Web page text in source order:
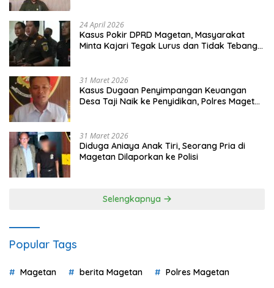
24 April 2026
Kasus Pokir DPRD Magetan, Masyarakat
Minta Kajari Tegak Lurus dan Tidak Tebang
31 Maret 2026
Kasus Dugaan Penyimpangan Keuangan
Desa Taji Naik ke Penyidikan, Polres Magetan
31 Maret 2026
Diduga Aniaya Anak Tiri, Seorang Pria di
Magetan Dilaporkan ke Polisi
Selengkapnya
Popular Tags
Magetan berita Magetan Polres Magetan